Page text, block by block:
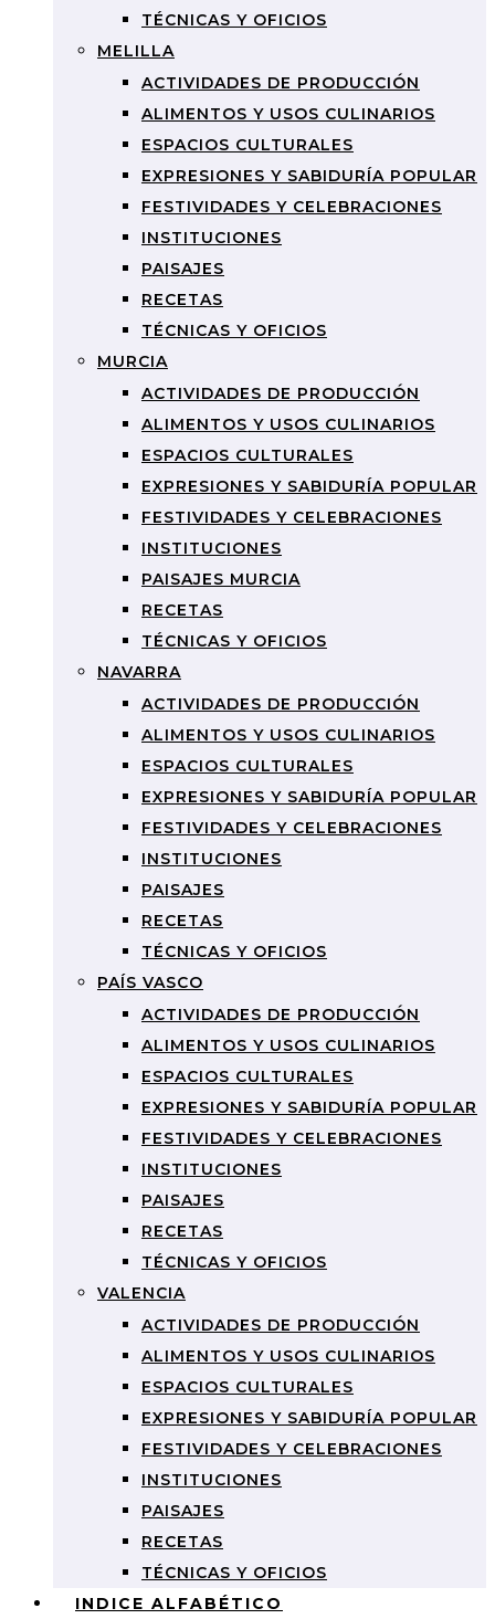
TÉCNICAS Y OFICIOS
MELILLA
ACTIVIDADES DE PRODUCCIÓN
ALIMENTOS Y USOS CULINARIOS
ESPACIOS CULTURALES
EXPRESIONES Y SABIDURÍA POPULAR
FESTIVIDADES Y CELEBRACIONES
INSTITUCIONES
PAISAJES
RECETAS
TÉCNICAS Y OFICIOS
MURCIA
ACTIVIDADES DE PRODUCCIÓN
ALIMENTOS Y USOS CULINARIOS
ESPACIOS CULTURALES
EXPRESIONES Y SABIDURÍA POPULAR
FESTIVIDADES Y CELEBRACIONES
INSTITUCIONES
PAISAJES MURCIA
RECETAS
TÉCNICAS Y OFICIOS
NAVARRA
ACTIVIDADES DE PRODUCCIÓN
ALIMENTOS Y USOS CULINARIOS
ESPACIOS CULTURALES
EXPRESIONES Y SABIDURÍA POPULAR
FESTIVIDADES Y CELEBRACIONES
INSTITUCIONES
PAISAJES
RECETAS
TÉCNICAS Y OFICIOS
PAÍS VASCO
ACTIVIDADES DE PRODUCCIÓN
ALIMENTOS Y USOS CULINARIOS
ESPACIOS CULTURALES
EXPRESIONES Y SABIDURÍA POPULAR
FESTIVIDADES Y CELEBRACIONES
INSTITUCIONES
PAISAJES
RECETAS
TÉCNICAS Y OFICIOS
VALENCIA
ACTIVIDADES DE PRODUCCIÓN
ALIMENTOS Y USOS CULINARIOS
ESPACIOS CULTURALES
EXPRESIONES Y SABIDURÍA POPULAR
FESTIVIDADES Y CELEBRACIONES
INSTITUCIONES
PAISAJES
RECETAS
TÉCNICAS Y OFICIOS
INDICE ALFABÉTICO